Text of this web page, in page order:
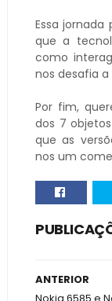
Essa
que a
como
nos desafia a
Por fim,
dos 7
que as
nos um
ANTERIOR